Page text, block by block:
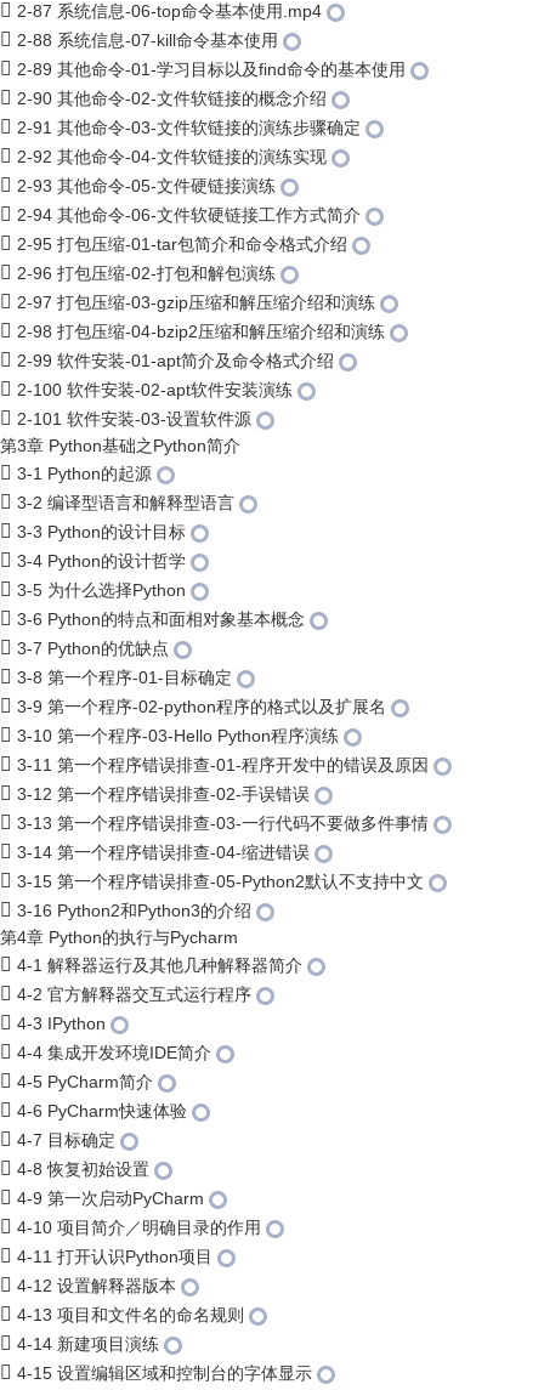
2-87 系统信息-06-top命令基本使用.mp4
2-88 系统信息-07-kill命令基本使用
2-89 其他命令-01-学习目标以及find命令的基本使用
2-90 其他命令-02-文件软链接的概念介绍
2-91 其他命令-03-文件软链接的演练步骤确定
2-92 其他命令-04-文件软链接的演练实现
2-93 其他命令-05-文件硬链接演练
2-94 其他命令-06-文件软硬链接工作方式简介
2-95 打包压缩-01-tar包简介和命令格式介绍
2-96 打包压缩-02-打包和解包演练
2-97 打包压缩-03-gzip压缩和解压缩介绍和演练
2-98 打包压缩-04-bzip2压缩和解压缩介绍和演练
2-99 软件安装-01-apt简介及命令格式介绍
2-100 软件安装-02-apt软件安装演练
2-101 软件安装-03-设置软件源
第3章 Python基础之Python简介
3-1 Python的起源
3-2 编译型语言和解释型语言
3-3 Python的设计目标
3-4 Python的设计哲学
3-5 为什么选择Python
3-6 Python的特点和面相对象基本概念
3-7 Python的优缺点
3-8 第一个程序-01-目标确定
3-9 第一个程序-02-python程序的格式以及扩展名
3-10 第一个程序-03-Hello Python程序演练
3-11 第一个程序错误排查-01-程序开发中的错误及原因
3-12 第一个程序错误排查-02-手误错误
3-13 第一个程序错误排查-03-一行代码不要做多件事情
3-14 第一个程序错误排查-04-缩进错误
3-15 第一个程序错误排查-05-Python2默认不支持中文
3-16 Python2和Python3的介绍
第4章 Python的执行与Pycharm
4-1 解释器运行及其他几种解释器简介
4-2 官方解释器交互式运行程序
4-3 IPython
4-4 集成开发环境IDE简介
4-5 PyCharm简介
4-6 PyCharm快速体验
4-7 目标确定
4-8 恢复初始设置
4-9 第一次启动PyCharm
4-10 项目简介／明确目录的作用
4-11 打开认识Python项目
4-12 设置解释器版本
4-13 项目和文件名的命名规则
4-14 新建项目演练
4-15 设置编辑区域和控制台的字体显示